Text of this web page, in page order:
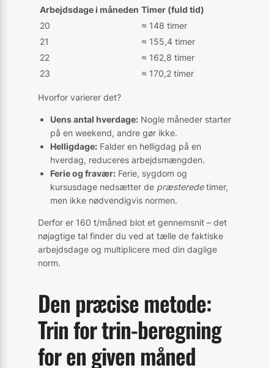
Arbejdsdage i måneden Timer (fuld tid)
20
≈ 148 timer
21
≈ 155,4 timer
22
≈ 162,8 timer
23
≈ 170,2 timer
Hvorfor varierer det?
Uens antal hverdage: Nogle måneder starter
på en weekend, andre gør ikke.
Helligdage: Falder en helligdag på en
hverdag, reduceres arbejdsmængden.
Ferie og fravær: Ferie, sygdom og
kursusdage nedsætter de præsteredetimer,
men ikke nødvendigvis normen.
Derfor er 160 t/­måned blot et gennemsnit – det
nøjagtige tal finder du ved at tælle de faktiske
arbejdsdage og multiplicere med din daglige
norm.
Den præcise metode:
Trin for trin-beregning
for en given måned